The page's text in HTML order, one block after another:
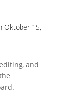
Oktober 15,
and